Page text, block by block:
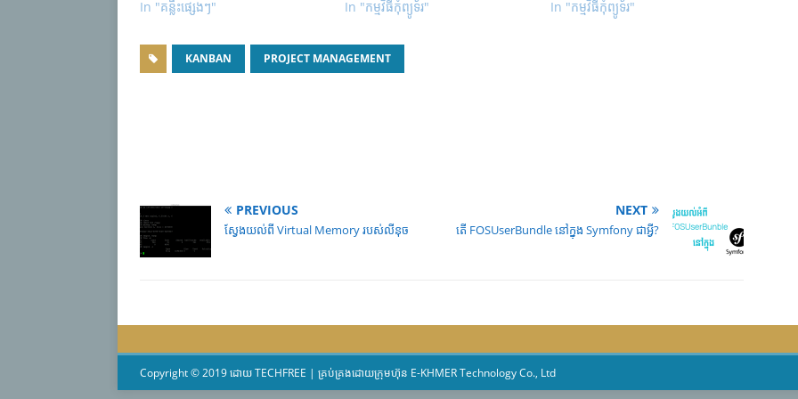
In "គន្លឹះផ្សេងៗ"
In "កម្មវិធីកុំព្យូទ័រ"
In "កម្មវិធីកុំព្យូទ័រ"
KANBAN PROJECT MANAGEMENT
PREVIOUS
ស្វែងយល់ពី Virtual Memory របស់លីនុច
NEXT
តើ FOSUserBundle នៅក្នុង Symfony ជាអ្វី?
Copyright © 2019 ដោយ TECHFREE | គ្រប់គ្រងដោយក្រុមហ៊ុន E-KHMER Technology Co., Ltd